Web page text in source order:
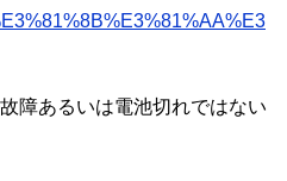
障あるいは電池切れではない